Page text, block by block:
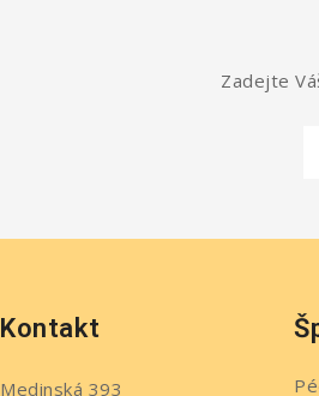
Zadejte
Kontakt
Medinská 393